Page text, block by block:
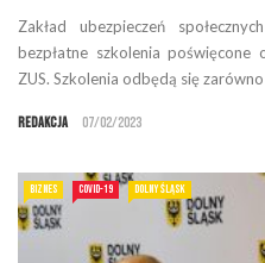
Zakład ubezpieczeń
bezpłatne szkolenia
ZUS. Szkolenia odbędą się
Redakcja 07/02/2023
BIZNES COVID-19 DOLNY ŚLĄSK